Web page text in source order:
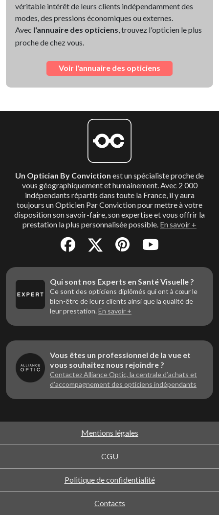
véritable intérêt de leurs clients indépendamment des
modes, des pressions économiques ou externes.
Avec l'annuaire des opticiens, trouvez l'opticien le plus
proche de chez vous.
Voir l'annuaire des opticiens
Un Optician By Conviction est un spécialiste proche de
vous géographiquement et humainement. Avec 2 000
indépendants répartis dans toute la France, il y aura
toujours un Opticien Par Conviction pour mettre à votre
disposition son savoir-faire, son expertise et vous offrir la
prestation la plus personnalisée possible. En savoir +
Qui sont nos Experts en Santé Visuelle ?
Ce sont des opticiens diplômés qui ont à cœur le
bien-être de leurs clients ainsi que la qualité de
leur prestation. En savoir +
Vous êtes un professionnel de la vue et
vous souhaitez nous rejoindre ?
Contactez Alliance Optic, la centrale d’achats et
d’accompagnement des opticiens indépendants
Mentions légales
CGU
Politique de confidentialité
Contacts